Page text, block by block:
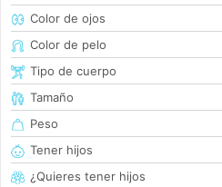
Color de ojos
Color de pelo
Tipo de cuerpo
Tamaño
Peso
Tener hijos
¿Quieres tener hijos